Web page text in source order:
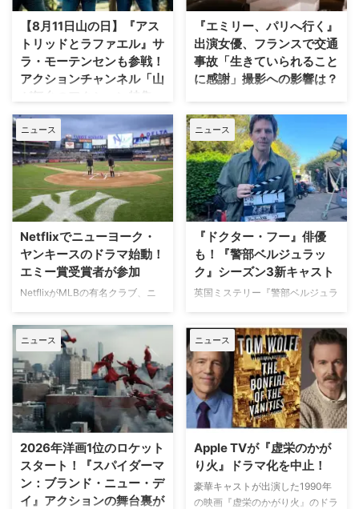
【8月11日山の日】『アス
トリッドとラファエル』サ
ラ・モーテンセンも参戦！
アクションチャンネル「山
が舞台のアクション特集」
放送
日本で唯一のアクション海外ドラ
マ専門チャンネル「アクションチ
ャンネル」にて、8月11日の山の
日に合わせた特別編成「山が舞台
のアクション特集」が放送され
る。 8月11日「山の日」に注目の
山岳アクション2作品を特別編成
今回の特集では、米陸軍特殊部隊
出身の保安官が山岳地帯の町で起
きる難事件に挑む全米大ヒット作
『ブルーリッジ 山岳捜査網』が
独占日本初放送。さらに、元特殊
部隊員の父親が娘を守るために大
自然を駆け巡るフランス発の話題
作『デビルズ・リープ～娘を守
れ！最強の親父』が一挙放送され
る。雄大な自然の中で繰り広 …
『エミリー、パリへ行く』
出演女優、フランスで交通
事故「生きていられること
に感謝」撮影への影響は？
人気Netflixドラマ『エミリー、パ
リへ行く』第6シーズンに出演す
るイギリス人女優のミニー・ドラ
イヴァーが、フランスでの撮影休
止期間中に深刻な自動車事故に遭
っていたことが分かった。 生き
ていられることに心から感謝 ミ
ニーは過去8週間にわたり、
Instagram上で「パリ近況報告」
と題した動画シリーズを投稿。最
終シーズンの撮影で滞在していた
パリでの日常をファンに届けてい
た。しかし8月6日（木）早朝、
公開。「パリの最新情報だけど、
実はロンドンに戻っ …
ニュース
Netflixでニューヨーク・
ヤンキースのドラマ始動！
エミー賞受賞者が参加
NetflixがMLBの有名クラブ、ニ
した新作ドラマシリーズの開発を
進めている。米Varietyが報じ
た。 『オザークへようこそ』ジ
ェイソン・ベイトマンも関与
Netflixは、今年3月のMLB開幕戦
をライヴ配信したのを皮切りに、
7月のホームランダービーもリリ
ースするなど、MLBとの関係性
を深めている。この協力関係は
2028年まで続く予定だ。今月中
旬に行われるフィールド・オブ・
ドリームス（映画『フィールド・
ニュース
『ドクター・フー』俳優
も！『警部ベルジュラッ
ク』シーズン3新キャスト
英国ミステリー『警部ベルジュラ
ている。また、4人のキャストが
新たに加わることも明らかになっ
た。英BBCなど複数のメディアが
伝えている。 これまでで最も衝
撃的な事件に巻き込まれるベルジ
ュラック 1981年から1991年にか
けて英BBCで放送されたジョン・
『Bergerac（原題）』をリブー
トした本作。イギリス海峡に浮か
ぶジャージー島を舞台に、警部の
ジム・ベルジュラックが事件に挑
ニュース
2026年洋画1位のロケット
スタート！『スパイダーマ
ン：ブランド・ニュー・デ
イ』アクションの舞台裏が
ニュース
Apple TVが『虚栄のかが
り火』ドラマ化を中止！
豪華キャストが出演した1990年
の映画『虚栄のかがり火』のドラ